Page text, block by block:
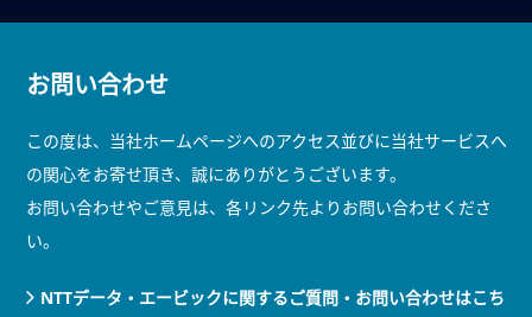
お問い合わせ
この度は、当社ホームページへのアクセス並びに当社サービスへ
の関心をお寄せ頂き、誠にありがとうございます。
お問い合わせやご意見は、各リンク先よりお問い合わせくださ
い。
NTTデータ・エービックに関するご質問・お問い合わせはこち